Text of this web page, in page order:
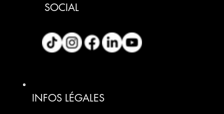
SOCIAL
INFOS LÉGALES